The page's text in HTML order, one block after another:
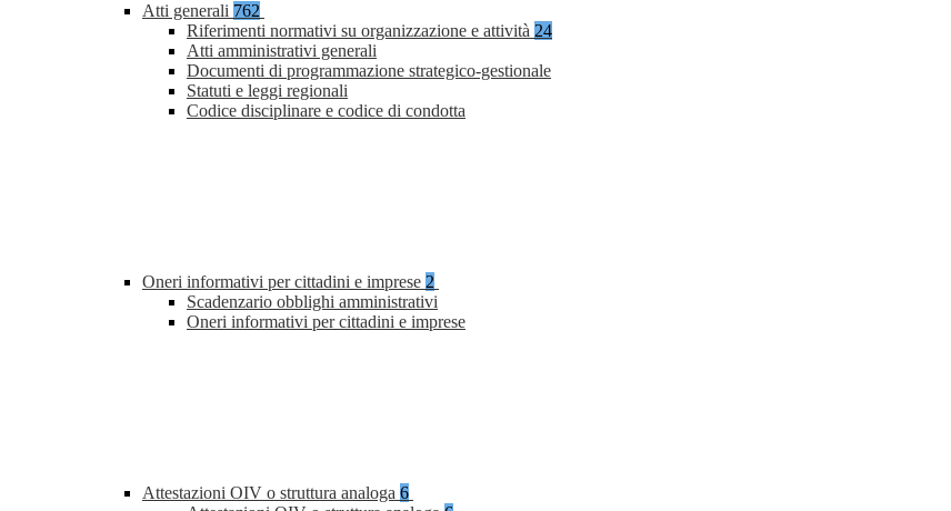
Atti generali 762
Riferimenti normativi su organizzazione e attività 24
Atti amministrativi generali
Documenti di programmazione strategico-gestionale
Statuti e leggi regionali
Codice disciplinare e codice di condotta
Oneri informativi per cittadini e imprese 2
Scadenzario obblighi amministrativi
Oneri informativi per cittadini e imprese
Attestazioni OIV o struttura analoga 6